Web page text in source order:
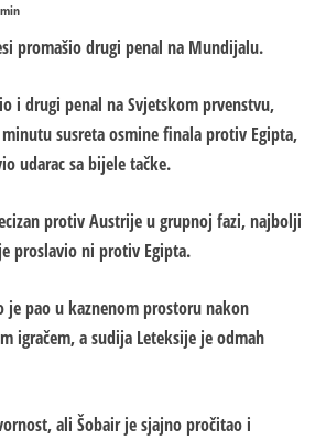
promašio drugi penal na Mundijalu.
i drugi penal na Svjetskom prvenstvu,
susreta osmine finala protiv Egipta,
udarac sa bijele tačke.
protiv Austrije u grupnoj fazi, najbolji
proslavio ni protiv Egipta.
je pao u kaznenom prostoru nakon
igračem, a sudija Leteksije je odmah
ali Šobair je sjajno pročitao i